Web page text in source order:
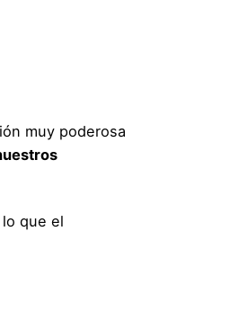
muy poderosa
que el